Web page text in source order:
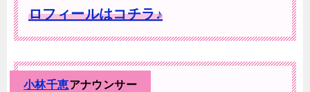
ロフィールはコチラ♪
小林千恵アナウンサー